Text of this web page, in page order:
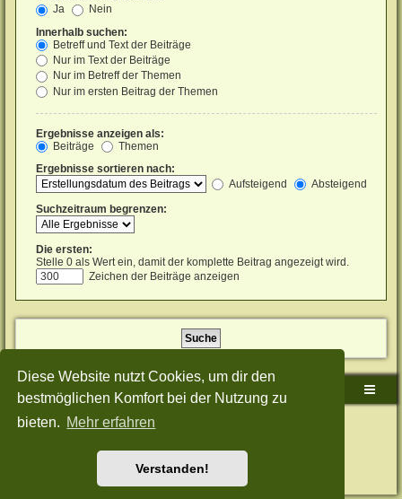
Diese Website nutzt Cookies, um dir den
bestmöglichen Komfort bei der Nutzung zu
bieten. Mehr erfahren
Verstanden!
Ja
Nein
Innerhalb suchen:
Betreff und Text der Beiträge
Nur im Text der Beiträge
Nur im Betreff der Themen
Nur im ersten Beitrag der Themen
Ergebnisse anzeigen als:
Beiträge
Themen
Ergebnisse sortieren nach:
Aufsteigend
Absteigend
Suchzeitraum begrenzen:
Die ersten:
Stelle 0 als Wert ein, damit der komplette Beitrag angezeigt wird.
Zeichen der Beiträge anzeigen
Sudden-Strike-Maps.de Hauptseite Foren-Übersicht
Powered byphpBB® Forum Software © phpBB Limited
Style: Green-Style-Split by Joyce&LunaphpBB-Style-Design
Nutzungsbedingungen